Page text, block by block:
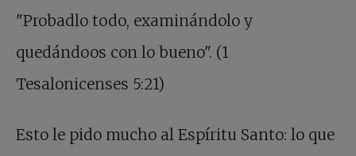
"Probadlo todo, examinándolo y
quedándoos con lo bueno". (1
Tesalonicenses 5:21)
Esto le pido mucho al Espíritu Santo: lo que